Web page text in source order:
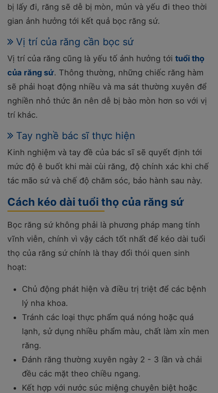
bị lấy đi, răng sẽ dễ bị mòn, mủn và yếu đi theo thời
gian ảnh hưởng tới kết quả bọc răng sứ.
Vị trí của răng cần bọc sứ
Vị trí của răng cũng là yếu tố ảnh hưởng tới tuổi thọ
của răng sứ. Thông thường, những chiếc răng hàm
sẽ phải hoạt động nhiều và ma sát thường xuyên để
nghiền nhỏ thức ăn nên dễ bị bào mòn hơn so với vị
trí khác.
Tay nghề bác sĩ thực hiện
Kinh nghiệm và tay đề của bác sĩ sẽ quyết định tới
mức độ ê buốt khi mài cùi răng, độ chính xác khi chế
tác mão sứ và chế độ chăm sóc, bảo hành sau này.
Cách kéo dài tuổi thọ của răng sứ
Bọc răng sứ không phải là phương pháp mang tính
vĩnh viễn, chính vì vậy cách tốt nhất để kéo dài tuổi
thọ của răng sứ chính là thay đổi thói quen sinh
hoạt:
Chủ động phát hiện và điều trị triệt để các bệnh
lý nha khoa.
Tránh các loại thực phẩm quá nóng hoặc quá
lạnh, sử dụng nhiều phẩm màu, chất làm xỉn men
răng.
Đánh răng thường xuyên ngày 2 - 3 lần và chải
đều các mặt theo chiều ngang.
Kết hợp với nước súc miệng chuyên biệt hoặc